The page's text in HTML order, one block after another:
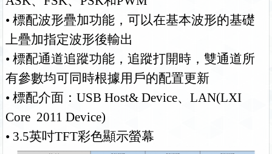
• 標配波形疊加功能，可以在基本波形的基礎
上疊加指定波形後輸出
• 標配通道追蹤功能，追蹤打開時，雙通道所
有參數均可同時根據用戶的配置更新
• 標配介面：USB Host& Device、LAN(LXI
Core 2011 Device)
• 3.5英吋TFT彩色顯示螢幕